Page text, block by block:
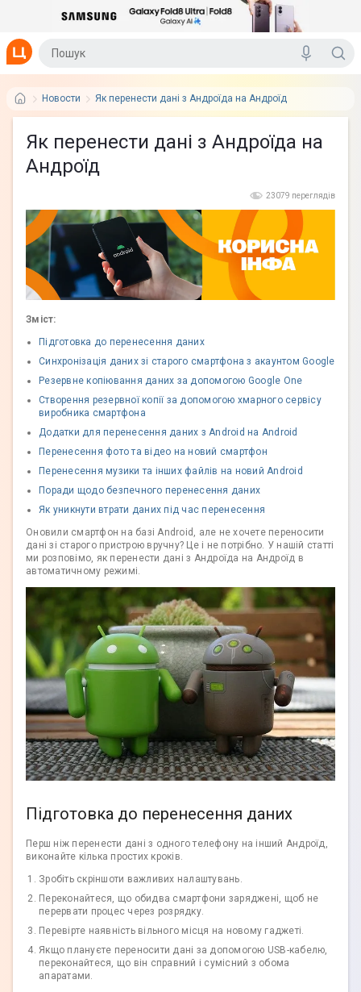
Новости Як перенести дані з Андроїда на Андроїд
Як перенести дані з Андроїда на
Андроїд
23079 переглядів
Зміст:
Підготовка до перенесення даних
Синхронізація даних зі старого смартфона з акаунтом Google
Резервне копіювання даних за допомогою Google One
Створення резервної копії за допомогою хмарного сервісу
виробника смартфона
Додатки для перенесення даних з Android на Android
Перенесення фото та відео на новий смартфон
Перенесення музики та інших файлів на новий Android
Поради щодо безпечного перенесення даних
Як уникнути втрати даних під час перенесення
Оновили смартфон на базі Android, але не хочете переносити
дані зі старого пристрою вручну? Це і не потрібно. У нашій статті
ми розповімо, як перенести дані з Андроїда на Андроїд в
автоматичному режимі.
Підготовка до перенесення даних
Перш ніж перенести дані з одного телефону на інший Андроїд,
виконайте кілька простих кроків.
Зробіть скріншоти важливих налаштувань.
Переконайтеся, що обидва смартфони заряджені, щоб не
перервати процес через розрядку.
Перевірте наявність вільного місця на новому гаджеті.
Якщо плануєте переносити дані за допомогою USB-кабелю,
переконайтеся, що він справний і сумісний з обома
апаратами.